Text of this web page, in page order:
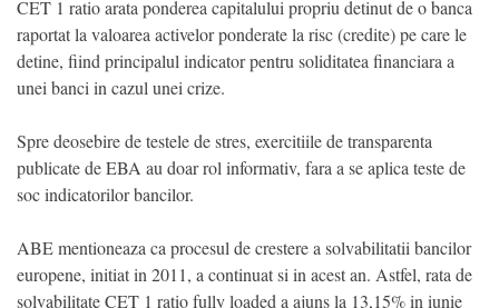
CET 1 ratio arata ponderea capitalului propriu detinut de o banca
raportat la valoarea activelor ponderate la risc (credite) pe care le
detine, fiind principalul indicator pentru soliditatea financiara a
unei banci in cazul unei crize.
Spre deosebire de testele de stres, exercitiile de transparenta
publicate de EBA au doar rol informativ, fara a se aplica teste de
soc indicatorilor bancilor.
ABE mentioneaza ca procesul de crestere a solvabilitatii bancilor
europene, initiat in 2011, a continuat si in acest an. Astfel, rata de
solvabilitate CET 1 ratio fully loaded a ajuns la 13,15% in iunie